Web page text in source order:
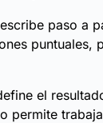
paso a
puntuales,
el
permite